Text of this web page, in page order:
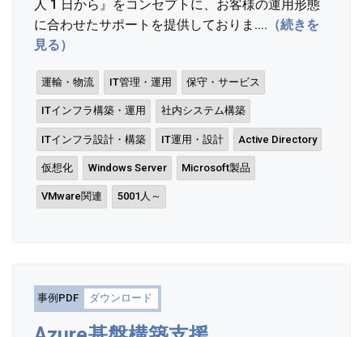
人 1 日から』をコンセプトに、お客様の運用形態
に合わせたサポートを提供しておりま.... （続きを
見る）
運輸・物流 IT管理・運用 保守・サービス
ITインフラ構築・運用 社内システム構築
ITインフラ設計・構築 IT運用・設計 Active Directory
仮想化 Windows Server Microsoft製品
VMware関連 5001人～
事例PDF ダウンロード